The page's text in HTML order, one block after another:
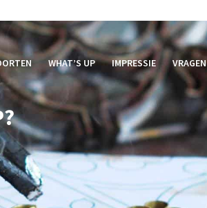
WHAT’S UP IMPRESSIE VRAGEN